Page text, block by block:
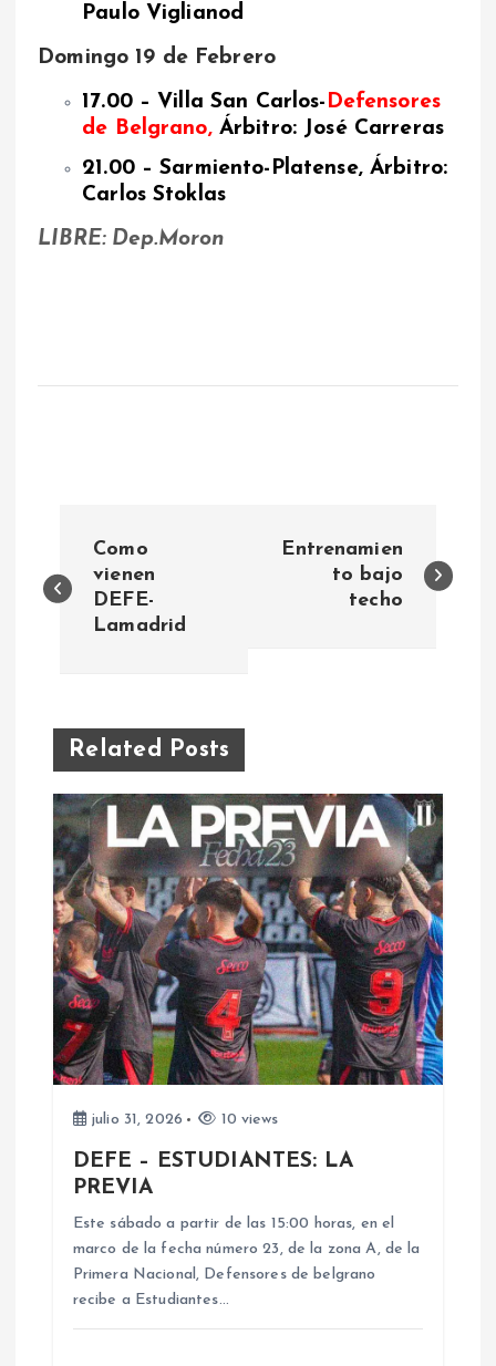
Paulo Viglianod
Domingo 19 de Febrero
17.00 – Villa San Carlos- Defensores
de Belgrano,Árbitro: José Carreras
21.00 – Sarmiento-Platense, Árbitro:
Carlos Stoklas
LIBRE: Dep.Moron
a
a
c
ó
n
d
Como
vienen
DEFE-
Lamadrid
Entrenamien
to bajo
techo
Related Posts
julio 31, 2026 10 views
DEFE – ESTUDIANTES: LA
PREVIA
Este sábado a partir de las 15:00 horas, en el
marco de la fecha número 23, de la zona A, de la
Primera Nacional, Defensores de belgrano
recibe a Estudiantes…